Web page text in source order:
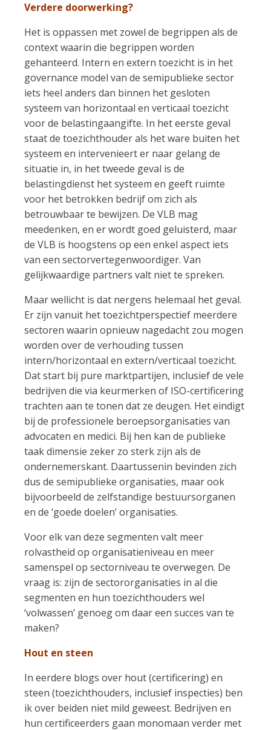
Verdere doorwerking?
Het is oppassen met zowel de begrippen als de
context waarin die begrippen worden
gehanteerd. Intern en extern toezicht is in het
governance model van de semipublieke sector
iets heel anders dan binnen het gesloten
systeem van horizontaal en verticaal toezicht
voor de belastingaangifte. In het eerste geval
staat de toezichthouder als het ware buiten het
systeem en intervenieert er naar gelang de
situatie in, in het tweede geval is de
belastingdienst het systeem en geeft ruimte
voor het betrokken bedrijf om zich als
betrouwbaar te bewijzen. De VLB mag
meedenken, en er wordt goed geluisterd, maar
de VLB is hoogstens op een enkel aspect iets
van een sectorvertegenwoordiger. Van
gelijkwaardige partners valt niet te spreken.
Maar wellicht is dat nergens helemaal het geval.
Er zijn vanuit het toezichtperspectief meerdere
sectoren waarin opnieuw nagedacht zou mogen
worden over de verhouding tussen
intern/horizontaal en extern/verticaal toezicht.
Dat start bij pure marktpartijen, inclusief de vele
bedrijven die via keurmerken of ISO-certificering
trachten aan te tonen dat ze deugen. Het eindigt
bij de professionele beroepsorganisaties van
advocaten en medici. Bij hen kan de publieke
taak dimensie zeker zo sterk zijn als de
ondernemerskant. Daartussenin bevinden zich
dus de semipublieke organisaties, maar ook
bijvoorbeeld de zelfstandige bestuursorganen
en de ‘goede doelen’ organisaties.
Voor elk van deze segmenten valt meer
rolvastheid op organisatieniveau en meer
samenspel op sectorniveau te overwegen. De
vraag is: zijn de sectororganisaties in al die
segmenten en hun toezichthouders wel
‘volwassen’ genoeg om daar een succes van te
maken?
Hout en steen
In eerdere blogs over hout (certificering) en
steen (toezichthouders, inclusief inspecties) ben
ik over beiden niet mild geweest. Bedrijven en
hun certificeerders gaan monomaan verder met